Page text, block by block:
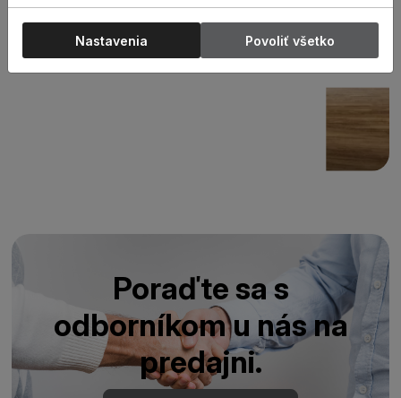
Poraďte sa s
odborníkom u nás na
predajni.
Nastavenia Povoliť všetko